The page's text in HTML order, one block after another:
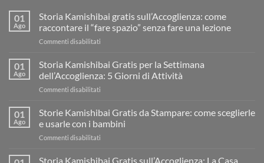
01
Ago
Storia Kamishibai gratis sull’Accoglienza: come
raccontare il “fare spazio” senza fare una lezione
Commenti disabilitati
Kamishibai
gratis
sull’Accoglienza:
il
“fare
una
01
Ago
Storia Kamishibai Gratis per la Settimana
dell’Accoglienza: 5 Giorni di Attività
Commenti disabilitati
Kamishibai
Gratis
per
dell’Accoglienza:
01
Ago
Storie Kamishibai Gratis da Stampare: come sceglierle
e usarle con i bambini
Commenti disabilitati
Kamishibai
Storia Kamishibai Gratis sull’Accoglienza: La Casa